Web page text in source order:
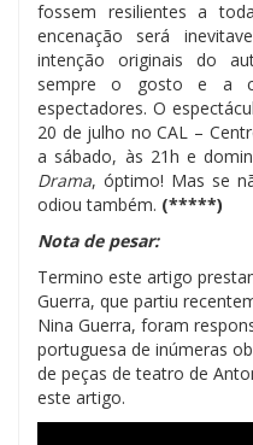
fossem resilientes a
encenação será
intenção originais do
sempre o gosto e a
espectadores. O
20 de julho no CAL –
a sábado, às 21h e
Drama, óptimo! Mas se
odiou também. (*****)
Nota de pesar:
Termino este artigo
Guerra, que partiu
Nina Guerra, foram
portuguesa de inúmeras
de peças de teatro de
este artigo.